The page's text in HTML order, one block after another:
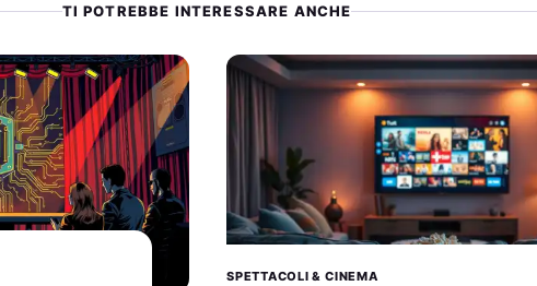
TI POTREBBE INTERESSARE ANCHE
SPETTACOLI & CINEMA